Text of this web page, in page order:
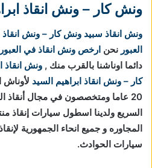
ونش كار – ونش انقاذ
ونش انقاذ سبيد ونش كار – ونش انقاذ
العبور نحن ارخص ونش انقاذ في العبور
دائما اوناشنا بالقرب منك , ونش انقاذ
كار – ونش انقاذ ابراهيم السيد لأوناش
20 عاما ومتخصصون في مجال أنقاذ
السريع ولدينا اسطول سيارات إنقاذ
المجاوره و جميع انحاء الجمهورية
سيارات الحوادث.